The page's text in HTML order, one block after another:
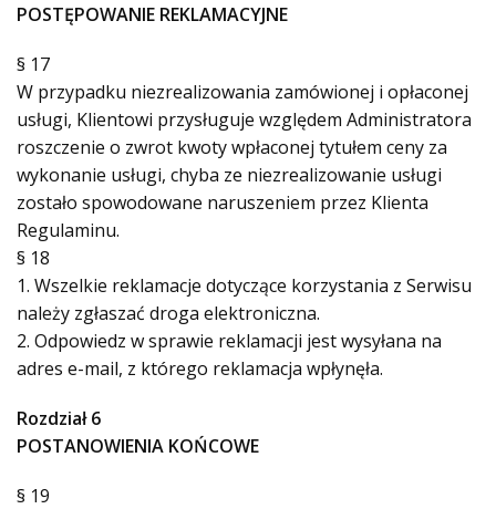
POSTĘPOWANIE REKLAMACYJNE
§ 17
W przypadku niezrealizowania zamówionej i opłaconej
usługi, Klientowi przysługuje względem Administratora
roszczenie o zwrot kwoty wpłaconej tytułem ceny za
wykonanie usługi, chyba ze niezrealizowanie usługi
zostało spowodowane naruszeniem przez Klienta
Regulaminu.
§ 18
1. Wszelkie reklamacje dotyczące korzystania z Serwisu
należy zgłaszać droga elektroniczna.
2. Odpowiedz w sprawie reklamacji jest wysyłana na
adres e-mail, z którego reklamacja wpłynęła.
Rozdział 6
POSTANOWIENIA KOŃCOWE
§ 19